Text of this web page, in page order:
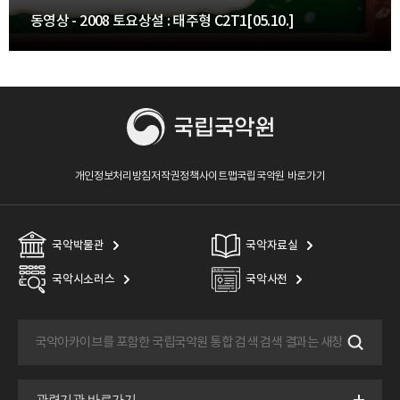
동영상 - 2008 토요상설 : 태주형 C2T1[05.10.]
개인정보처리방침저작권정책사이트맵국립국악원 바로가기
국악박물관 국악자료실
국악시소러스 국악사전